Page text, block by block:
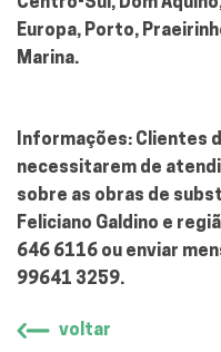
Europa, Porto,
Marina.
Informações: Clientes
necessitarem de
sobre as obras de
Feliciano Galdino e
646 6116 ou enviar
99641 3259.
voltar